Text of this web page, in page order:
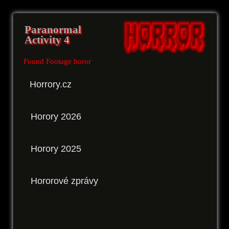
Paranormal
Activity 4
Found Footage horor
Horrory.cz
Horory 2026
Horory 2025
Hororové zprávy